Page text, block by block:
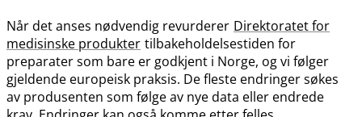
Når det anses nødvendig revurderer Direktoratet for
medisinske produkter tilbakeholdelsestiden for
preparater som bare er godkjent i Norge, og vi følger
gjeldende europeisk praksis. De fleste endringer søkes
av produsenten som følge av nye data eller endrede